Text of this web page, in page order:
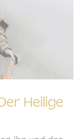
Heilige